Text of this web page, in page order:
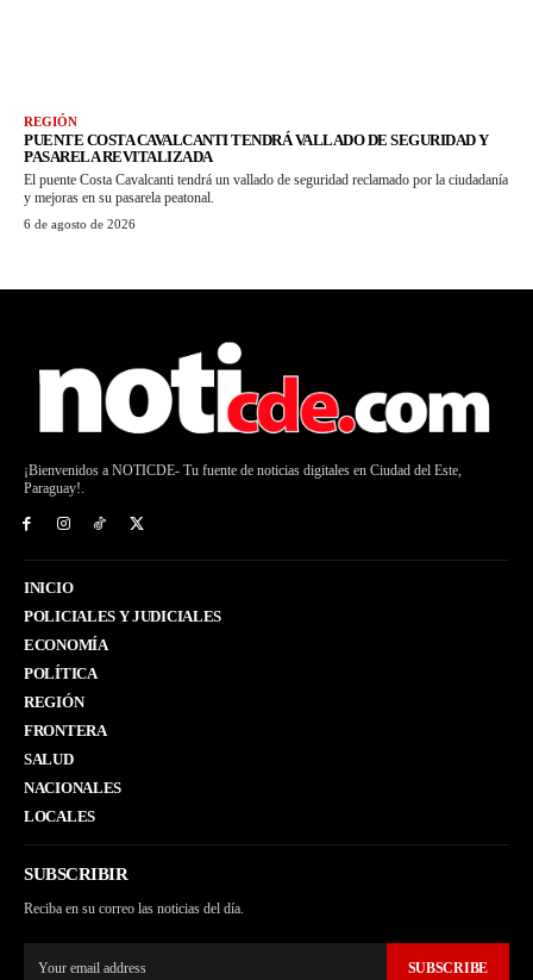
REGIÓN
PUENTE COSTA CAVALCANTI TENDRÁ VALLADO DE SEGURIDAD Y
PASARELA REVITALIZADA
El puente Costa Cavalcanti tendrá un vallado de seguridad reclamado por la ciudadanía
y mejoras en su pasarela peatonal.
6 de agosto de 2026
¡Bienvenidos a NOTICDE- Tu fuente de noticias digitales en Ciudad del Este,
Paraguay!.
INICIO
POLICIALES Y JUDICIALES
ECONOMÍA
POLÍTICA
REGIÓN
FRONTERA
SALUD
NACIONALES
LOCALES
SUBSCRIBIR
Reciba en su correo las noticias del día.
SUBSCRIBE